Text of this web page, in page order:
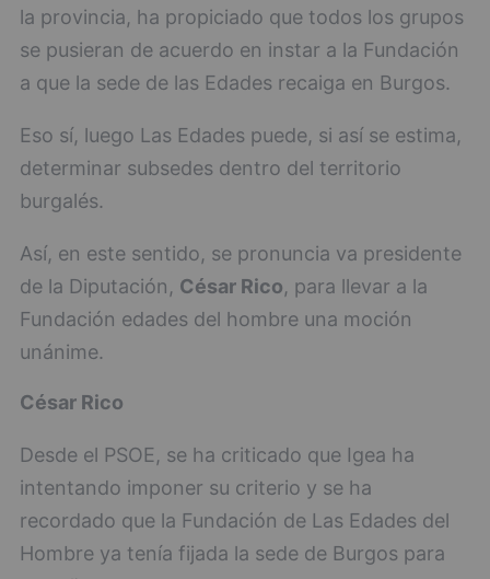
la provincia, ha propiciado que todos los grupos
se pusieran de acuerdo en instar a la Fundación
a que la sede de las Edades recaiga en Burgos.
Eso sí, luego Las Edades puede, si así se estima,
determinar subsedes dentro del territorio
burgalés.
Así, en este sentido, se pronuncia va presidente
de la Diputación, César Rico, para llevar a la
Fundación edades del hombre una moción
unánime.
César Rico
Desde el PSOE, se ha criticado que Igea ha
intentando imponer su criterio y se ha
recordado que la Fundación de Las Edades del
Hombre ya tenía fijada la sede de Burgos para